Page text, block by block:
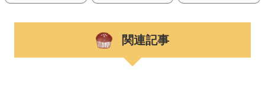
関連記事